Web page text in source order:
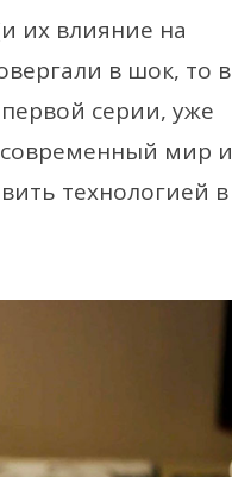
их влияние на
в шок, то в
серии, уже
современный мир и
технологией в